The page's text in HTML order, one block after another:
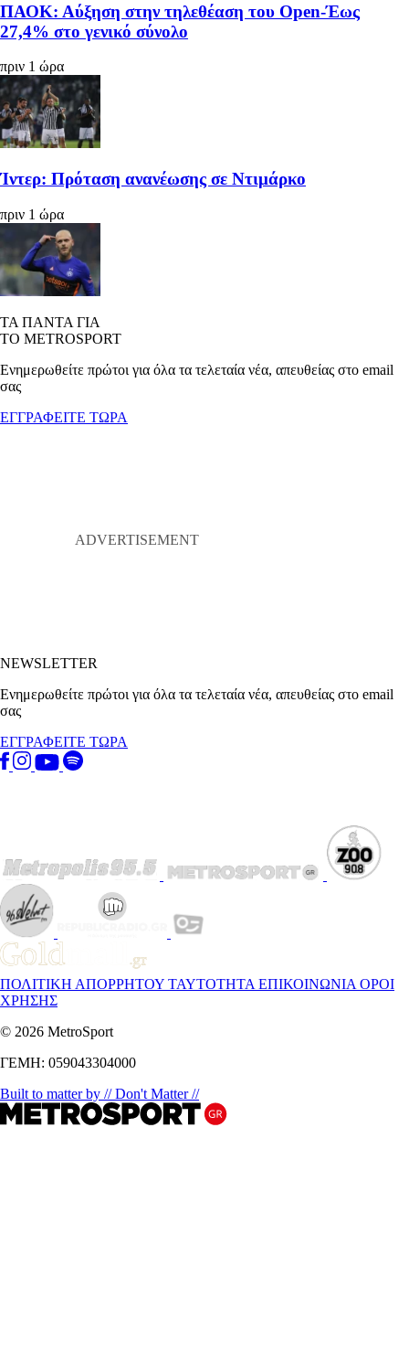
ΠΑΟΚ: Αύξηση στην τηλεθέαση του Open-Έως
27,4% στο γενικό σύνολο
πριν 1 ώρα
Ίντερ: Πρόταση ανανέωσης σε Ντιμάρκο
πριν 1 ώρα
ΤΑ ΠΑΝΤΑ ΓΙΑ
ΤΟ METROSPORT
Ενημερωθείτε πρώτοι για όλα τα τελεταία νέα, απευθείας στο email
σας
ΕΓΓΡΑΦΕΙΤΕ ΤΩΡΑ
NEWSLETTER
Ενημερωθείτε πρώτοι για όλα τα τελεταία νέα, απευθείας στο email
σας
ΕΓΓΡΑΦΕΙΤΕ ΤΩΡΑ
ΠΟΛΙΤΙΚΗ ΑΠΟΡΡΗΤΟΥ ΤΑΥΤΟΤΗΤΑ ΕΠΙΚΟΙΝΩΝΙΑ ΟΡΟΙ
ΧΡΗΣΗΣ
© 2026 MetroSport
ΓΕΜΗ: 059043304000
Built to matter by // Don't Matter //